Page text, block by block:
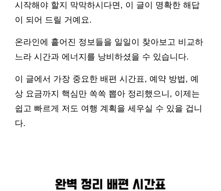
시작해야 할지 막막하시다면, 이 글이 명확한 해답
이 되어 드릴 거예요.
온라인에 흩어진 정보들을 일일이 찾아보고 비교하
느라 시간과 에너지를 낭비하셨을 수 있습니다.
이 글에서 가장 중요한 배편 시간표, 예약 방법, 예
상 요금까지 핵심만 쏙쏙 뽑아 정리했으니, 이제는
쉽고 빠르게 저도 여행 계획을 세우실 수 있을 겁니
다.